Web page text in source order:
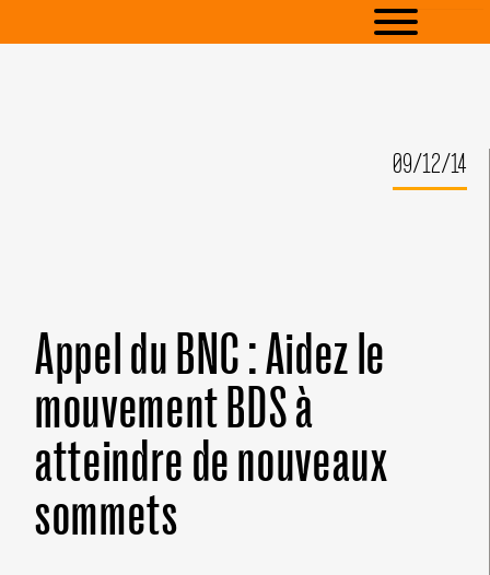
09/12/14
Appel du BNC : Aidez le
mouvement BDS à
atteindre de nouveaux
sommets